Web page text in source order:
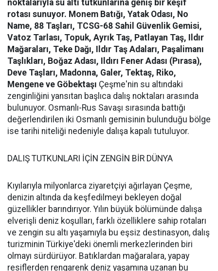
noktalarıyla su altı tutkunlarına geniş bir keşif
rotası sunuyor. Monem Batığı, Yatak Odası, No
Name, 88 Taşları, TCSG-68 Sahil Güvenlik Gemisi,
Vatoz Tarlası, Topuk, Ayrık Taş, Patlayan Taş, Ildır
Mağaraları, Teke Dağı, Ildır Taş Adaları, Paşalimanı
Taşlıkları, Boğaz Adası, Ildırı Fener Adası (Pırasa),
Deve Taşları, Madonna, Galer, Tektaş, Riko,
Mengene ve Göbektaşı Çeşme'nin su altındaki
zenginliğini yansıtan başlıca dalış noktaları arasında
bulunuyor. Osmanlı-Rus Savaşı sırasında battığı
değerlendirilen iki Osmanlı gemisinin bulunduğu bölge
ise tarihi niteliği nedeniyle dalışa kapalı tutuluyor.
DALIŞ TUTKUNLARI İÇİN ZENGİN BİR DÜNYA
Kıyılarıyla milyonlarca ziyaretçiyi ağırlayan Çeşme,
denizin altında da keşfedilmeyi bekleyen doğal
güzellikler barındırıyor. Yılın büyük bölümünde dalışa
elverişli deniz koşulları, farklı özelliklere sahip rotaları
ve zengin su altı yaşamıyla bu eşsiz destinasyon, dalış
turizminin Türkiye'deki önemli merkezlerinden biri
olmayı sürdürüyor. Batıklardan mağaralara, yapay
resiflerden rengarenk deniz yaşamına uzanan bu